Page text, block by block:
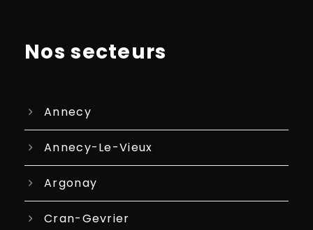
Nos secteurs
Annecy
Annecy-Le-Vieux
Argonay
Cran-Gevrier